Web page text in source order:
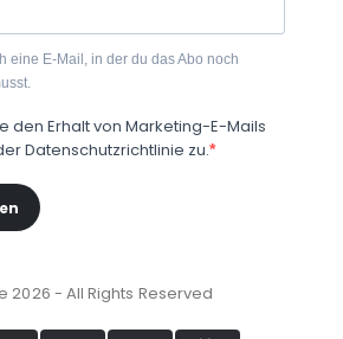
eine E-Mail, in der du das Abo noch
den Erhalt von Marketing-E-Mails
Datenschutzrichtlinie zu.
- All Rights Reserved